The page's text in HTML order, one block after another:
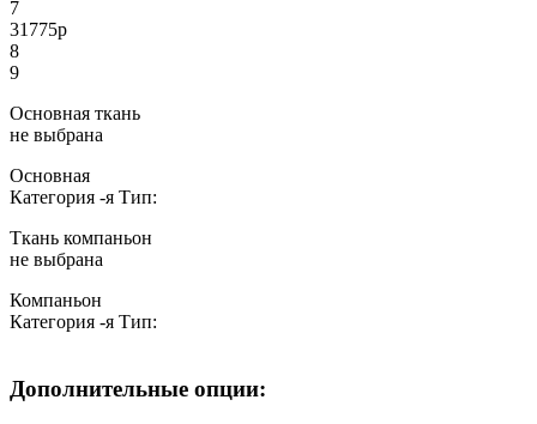
7
31775р
8
9
Основная ткань
не выбрана
Основная
Категория -я Тип:
Ткань компаньон
не выбрана
Компаньон
Категория -я Тип:
Дополнительные опции: